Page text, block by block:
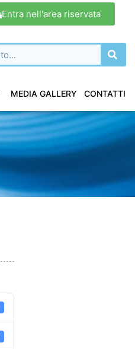
Entra nell'area riservata
MEDIA GALLERY CONTATTI